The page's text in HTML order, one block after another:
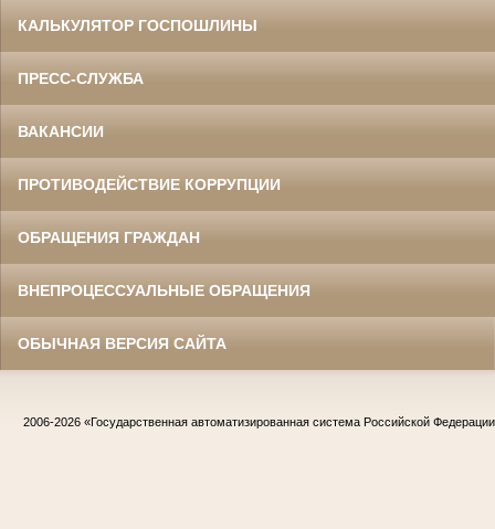
КАЛЬКУЛЯТОР ГОСПОШЛИНЫ
ПРЕСС-СЛУЖБА
ВАКАНСИИ
ПРОТИВОДЕЙСТВИЕ КОРРУПЦИИ
ОБРАЩЕНИЯ ГРАЖДАН
ВНЕПРОЦЕССУАЛЬНЫЕ ОБРАЩЕНИЯ
ОБЫЧНАЯ ВЕРСИЯ САЙТА
2006-2026 «Государственная автоматизированная система Российской